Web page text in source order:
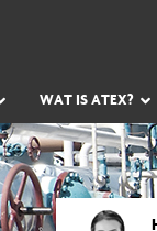
WAT IS ATEX?